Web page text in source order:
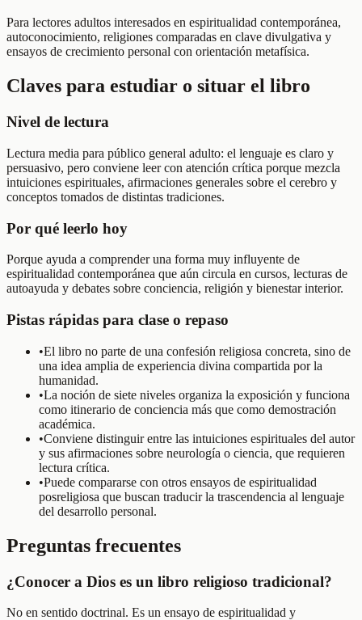
Para lectores adultos interesados en espiritualidad contemporánea,
autoconocimiento, religiones comparadas en clave divulgativa y
ensayos de crecimiento personal con orientación metafísica.
Claves para estudiar o situar el libro
Nivel de lectura
Lectura media para público general adulto: el lenguaje es claro y
persuasivo, pero conviene leer con atención crítica porque mezcla
intuiciones espirituales, afirmaciones generales sobre el cerebro y
conceptos tomados de distintas tradiciones.
Por qué leerlo hoy
Porque ayuda a comprender una forma muy influyente de
espiritualidad contemporánea que aún circula en cursos, lecturas de
autoayuda y debates sobre conciencia, religión y bienestar interior.
Pistas rápidas para clase o repaso
•El libro no parte de una confesión religiosa concreta, sino de
una idea amplia de experiencia divina compartida por la
humanidad.
•La noción de siete niveles organiza la exposición y funciona
como itinerario de conciencia más que como demostración
académica.
•Conviene distinguir entre las intuiciones espirituales del autor
y sus afirmaciones sobre neurología o ciencia, que requieren
lectura crítica.
•Puede compararse con otros ensayos de espiritualidad
posreligiosa que buscan traducir la trascendencia al lenguaje
del desarrollo personal.
Preguntas frecuentes
¿Conocer a Dios es un libro religioso tradicional?
No en sentido doctrinal. Es un ensayo de espiritualidad y